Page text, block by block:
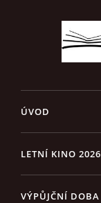
ÚVOD
LETNÍ KINO 2026
VÝPŮJČNÍ DOBA